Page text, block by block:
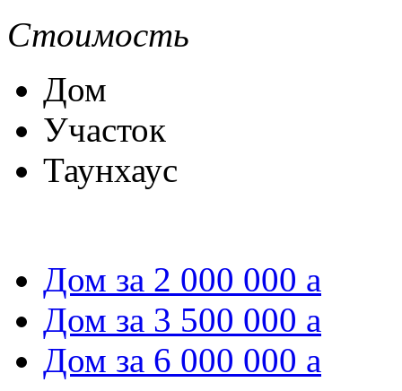
Стоимость
Дом
Участок
Таунхаус
Дом за 2 000 000 a
Дом за 3 500 000 a
Дом за 6 000 000 a